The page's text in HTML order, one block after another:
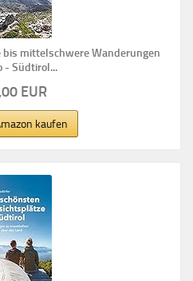
mittelschwere Wanderungen
- Südtirol...
EUR
kaufen